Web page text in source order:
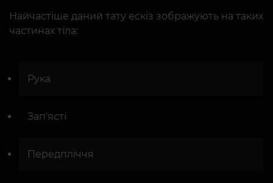
Найчастіше даний тату ескіз зображують на таких
частинах тіла:
Рука
Зап'ясті
Передпліччя